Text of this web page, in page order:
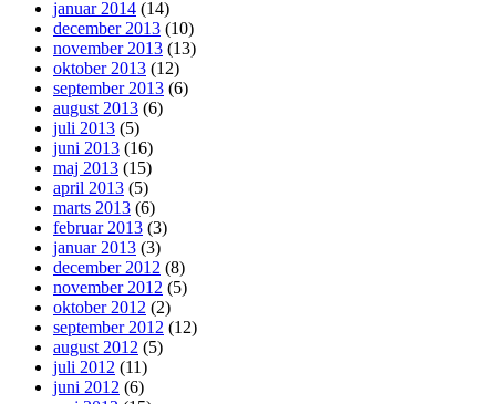
januar 2014 (14)
december 2013 (10)
november 2013 (13)
oktober 2013 (12)
september 2013 (6)
august 2013 (6)
juli 2013 (5)
juni 2013 (16)
maj 2013 (15)
april 2013 (5)
marts 2013 (6)
februar 2013 (3)
januar 2013 (3)
december 2012 (8)
november 2012 (5)
oktober 2012 (2)
september 2012 (12)
august 2012 (5)
juli 2012 (11)
juni 2012 (6)